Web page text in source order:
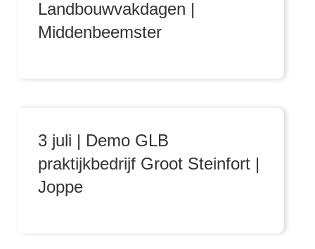
Landbouwvakdagen |
Middenbeemster
3 juli | Demo GLB
praktijkbedrijf Groot Steinfort |
Joppe